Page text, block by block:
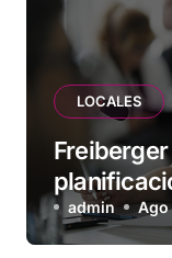
LOCALES
Municipio:
vecinos
admin